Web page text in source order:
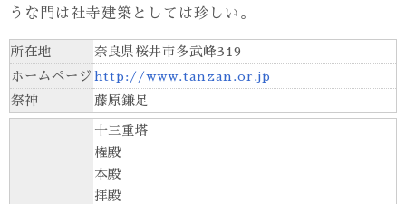
うな門は社寺建築としては珍しい。
所在地
奈良県桜井市多武峰319
ホームページ http://www.tanzan.or.jp
祭神
藤原鎌足
十三重塔
権殿
本殿
拝殿